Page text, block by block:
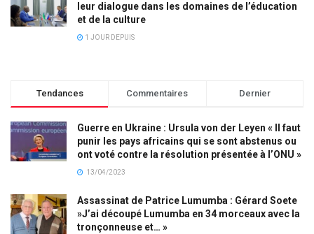
leur dialogue dans les domaines de l’éducation
et de la culture
1 JOUR DEPUIS
Tendances Commentaires Dernier
Guerre en Ukraine : Ursula von der Leyen « Il faut
punir les pays africains qui se sont abstenus ou
ont voté contre la résolution présentée à l’ONU »
13/04/2023
Assassinat de Patrice Lumumba : Gérard Soete
»J’ai découpé Lumumba en 34 morceaux avec la
tronçonneuse et… »